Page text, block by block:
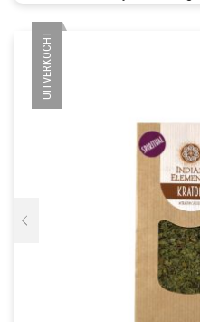
UITVERKOCHT